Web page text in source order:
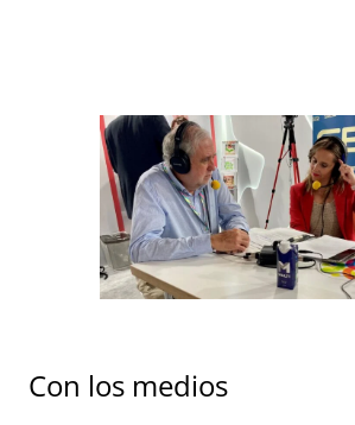
Con los medios